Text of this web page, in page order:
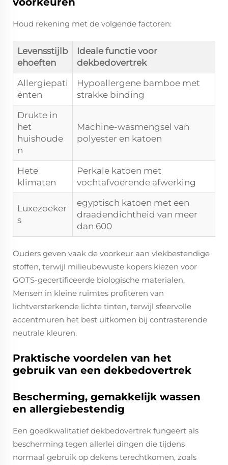
Houd rekening met de volgende factoren:
Levensstijlb
ehoeften
Ideale functie voor
dekbedovertrek
Allergiepati
ënten
Hypoallergene bamboe met
strakke binding
Drukte in
het
huishoude
n
Machine-wasmengsel van
polyester en katoen
Hete
klimaten
Perkale katoen met
vochtafvoerende afwerking
Luxezoeker
s
egyptisch katoen met een
draadendichtheid van meer
dan 600
Ouders geven vaak de voorkeur aan vlekbestendige
stoffen, terwijl milieubewuste kopers kiezen voor
GOTS-gecertificeerde biologische materialen.
Mensen in kleine ruimtes profiteren van
lichtversterkende lichte tinten, terwijl sfeervolle
accentmuren het best uitkomen bij contrasterende
neutrale kleuren.
Praktische voordelen van het
gebruik van een dekbedovertrek
Bescherming, gemakkelijk wassen
en allergiebestendig
Een goedkwalitatief dekbedovertrek fungeert als
bescherming tegen allerlei dingen die tijdens
normaal gebruik op dekens terechtkomen, zoals